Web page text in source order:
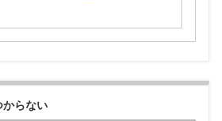
からない